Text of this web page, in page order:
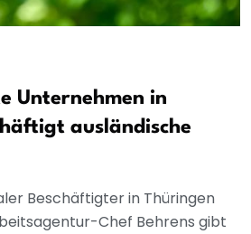
Unternehmen in
ausländische
Beschäftigter in Thüringen
Chef Behrens gibt